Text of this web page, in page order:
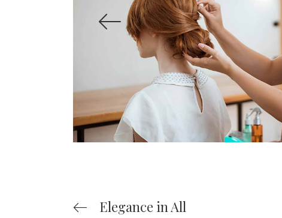
Elegance in All